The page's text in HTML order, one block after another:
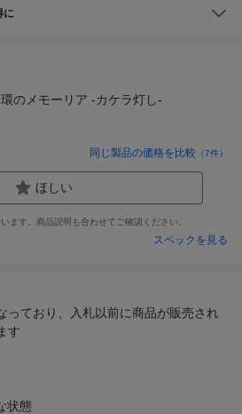
に
環のメモーリア -カケラ灯し-
同じ製品の価格を比較 （7件）
ほしい
ます。商品説明も合わせてご確認ください。
スペックを見る
っており、入札以前に商品が販売され
す
状態